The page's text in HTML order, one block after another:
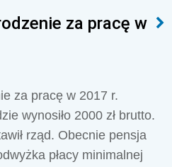
za pracę w
za pracę w 2017 r.
wynosiło 2000 zł brutto.
rząd. Obecnie pensja
płacy minimalnej